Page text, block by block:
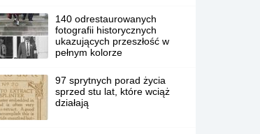
140 odrestaurowanych
fotografii historycznych
ukazujących przeszłość w
pełnym kolorze
97 sprytnych porad życia
sprzed stu lat, które wciąż
działają